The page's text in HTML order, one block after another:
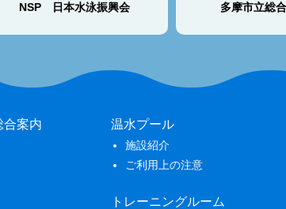
NSP 日本水泳振興会 多摩市立総
合案内 温水プール
施設紹介
ご利用上の注意
トレーニングルーム